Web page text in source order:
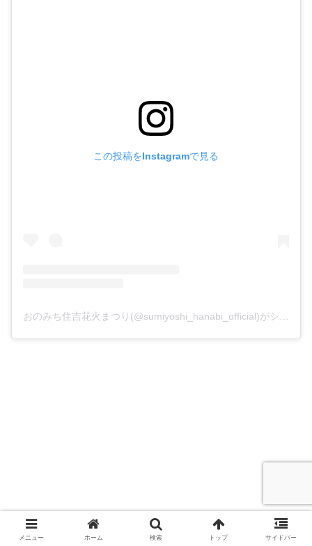
この投稿をInstagramで見る
メニュー ホーム 検索 トップ サイドバー